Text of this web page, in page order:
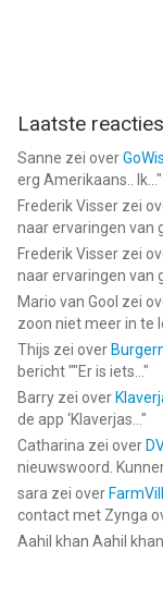
Laatste reacties
Sanne zei over
erg Amerikaans.. Ik... "
Frederik Visser zei
naar ervaringen van
Frederik Visser zei
naar ervaringen van
Mario van Gool zei
zoon niet meer in te
Thijs zei over
bericht ""Er is iets... "
Barry zei over
de app ‘Klaverjas... "
Catharina zei over
nieuwswoord.
sara zei over
contact met Zynga
Aahil khan Aahil khan